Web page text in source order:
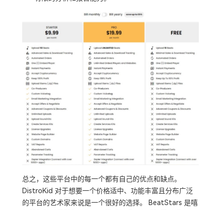
总之，这些平台中的每一个都有自己的优点和缺点。
DistroKid 对于想要一个价格适中、功能丰富且分布广泛
的平台的艺术家来说是一个很好的选择。 BeatStars 是嘻